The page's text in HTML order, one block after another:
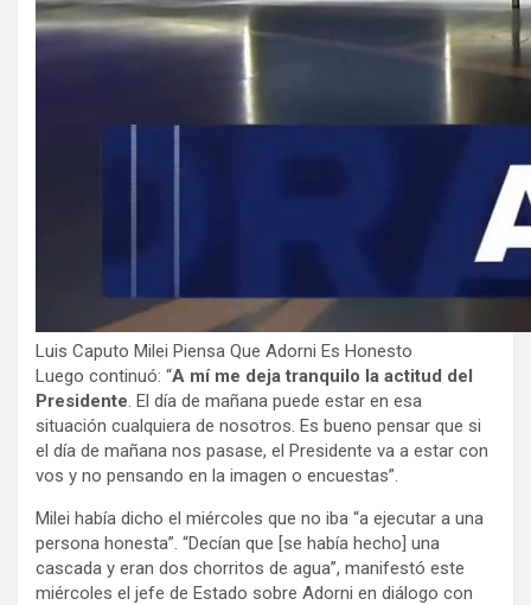
Luis Caputo Milei Piensa Que Adorni Es Honesto
Luego continuó: “A mí me deja tranquilo la actitud del
Presidente . El día de mañana puede estar en esa
situación cualquiera de nosotros. Es bueno pensar que si
el día de mañana nos pasase, el Presidente va a estar con
vos y no pensando en la imagen o encuestas”.
Milei había dicho el miércoles que no iba “a ejecutar a una
persona honesta”. “Decían que [se había hecho] una
cascada y eran dos chorritos de agua”, manifestó este
miércoles el jefe de Estado sobre Adorni en diálogo con